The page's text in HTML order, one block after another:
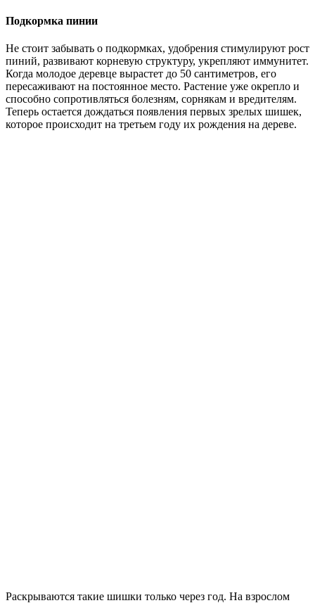
Подкормка пинии
Не стоит забывать о подкормках, удобрения стимулируют рост
пиний, развивают корневую структуру, укрепляют иммунитет.
Когда молодое деревце вырастет до 50 сантиметров, его
пересаживают на постоянное место. Растение уже окрепло и
способно сопротивляться болезням, сорнякам и вредителям.
Теперь остается дождаться появления первых зрелых шишек,
которое происходит на третьем году их рождения на дереве.
Раскрываются такие шишки только через год. На взрослом